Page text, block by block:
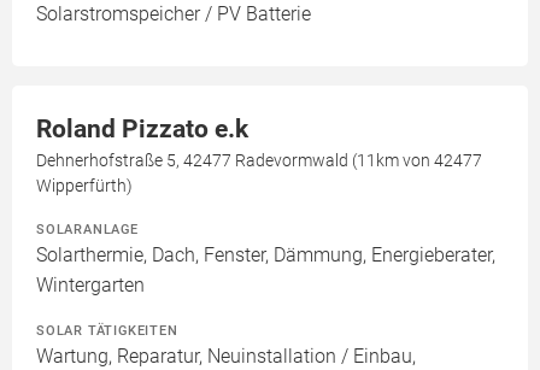
Solarstromspeicher / PV Batterie
Roland Pizzato e.k
Dehnerhofstraße 5, 42477 Radevormwald (11km von 42477
Wipperfürth)
SOLARANLAGE
Solarthermie, Dach, Fenster, Dämmung, Energieberater,
Wintergarten
SOLAR TÄTIGKEITEN
Wartung, Reparatur, Neuinstallation / Einbau,